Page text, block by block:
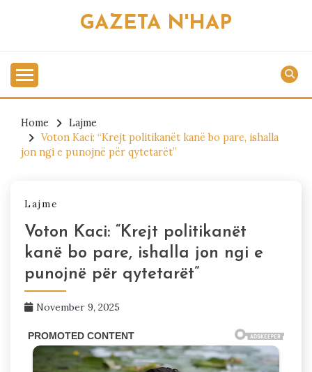
GAZETA N'HAP
Home
Lajme
Voton Kaci: “Krejt politikanët kanë bo pare, ishalla
jon ngi e punojnë për qytetarët”
Lajme
Voton Kaci: “Krejt politikanët
kanë bo pare, ishalla jon ngi e
punojnë për qytetarët”
November 9, 2025